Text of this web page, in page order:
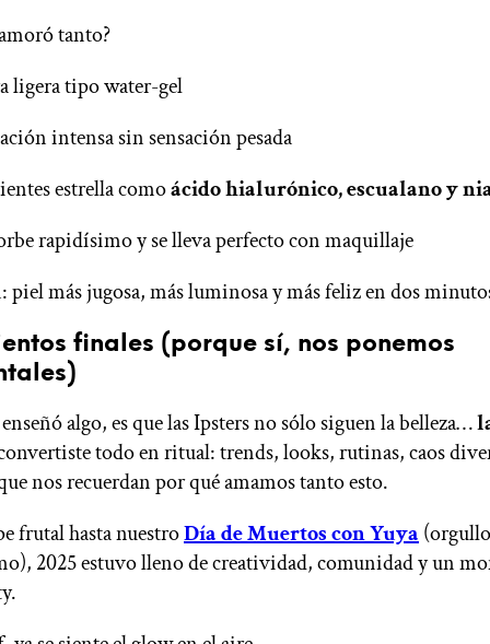
tanto?
ligera tipo water-gel
intensa sin sensación pesada
estrella comoácido hialurónico, escualano y
rapidísimo y se lleva perfecto con maquillaje
piel más jugosa, más luminosa y más feliz en dos
finales (porque sí, nos ponemos
algo, es que las Ipsters no sólo siguen la belleza…
todo en ritual: trends, looks, rutinas, caos
nos recuerdan por qué amamos tanto esto.
frutal hasta nuestroDía de Muertos con Yuya
2025 estuvo lleno de creatividad, comunidad y un